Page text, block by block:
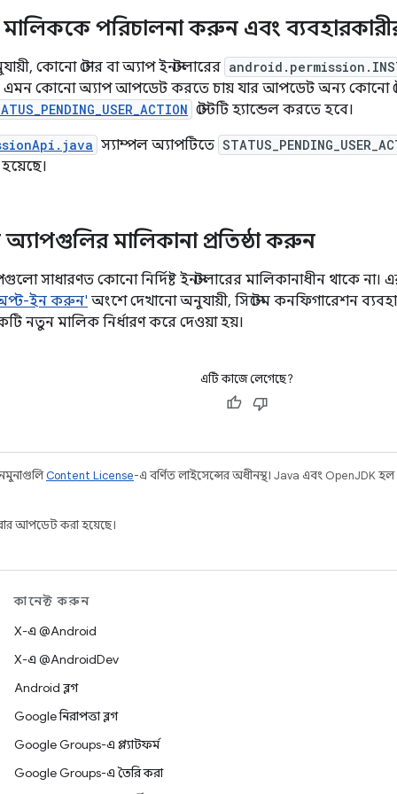
পরিচালনা করুন এবং
কোনো স্টোর বা অ্যাপ ইনস্টলারের
কোনো অ্যাপ আপডেট করতে চায় যার আপডেট অন্য কোনো স্টোর
স্টেটটি হ্যান্ডেল করতে হবে।
স্যাম্পল অ্যাপটিতে
মালিকানা প্রতিষ্ঠা করুন
সাধারণত কোনো নির্দিষ্ট ইনস্টলারের মালিকানাধীন থাকে না।
ইন করুন' অংশে দেখানো অনুযায়ী, সিস্টেম কনফিগারেশন
নতুন মালিক নির্ধারণ করে দেওয়া হয়।
এটি কাজে লেগেছে?
Content License-এ বর্ণিত লাইসেন্সের অধীনস্থ। Java এবং OpenJDK
আপডেট করা হয়েছে।
কানেক্ট করুন
X-এ @Android
X-এ @AndroidDev
Android ব্লগ
Google নিরাপত্তা ব্লগ
Google Groups-এ প্ল্যাটফর্ম
Google Groups-এ তৈরি করা